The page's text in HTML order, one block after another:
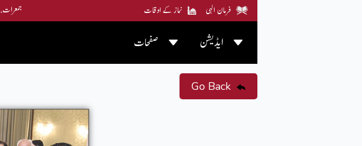
جمعرات،23،صفر 1448 ،06 اگست،2026
صفحات ایڈیشن
Go Back